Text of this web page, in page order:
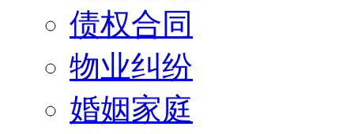
债权合同
物业纠纷
婚姻家庭